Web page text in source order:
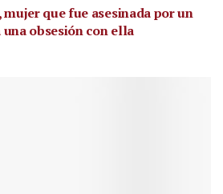
que fue asesinada por un
obsesión con ella